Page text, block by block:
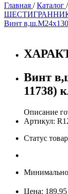
Главная /Каталог /
Винт
Винт
11738)
Описание
Артикул:
Статус
Цена: